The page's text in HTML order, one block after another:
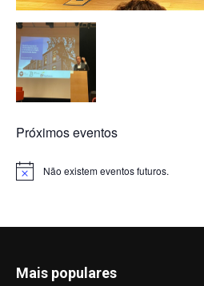
Próximos eventos
Aviso Não existem eventos futuros.
Mais populares